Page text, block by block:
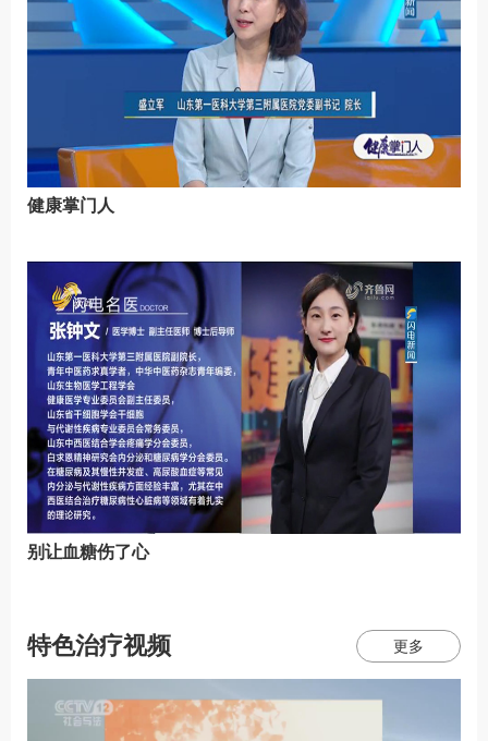
健康掌门人
别让血糖伤了心
更多
特色治疗视频